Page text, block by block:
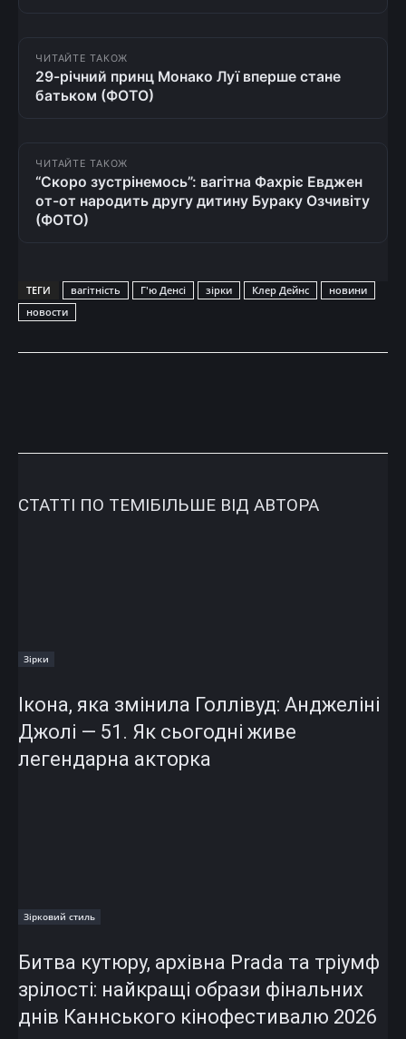
ЧИТАЙТЕ ТАКОЖ
29-річний принц Монако Луї вперше стане
батьком (ФОТО)
ЧИТАЙТЕ ТАКОЖ
“Скоро зустрінемось”: вагітна Фахріє Евджен
от-от народить другу дитину Бураку Озчивіту
(ФОТО)
ТЕГИ вагітність Г'ю Денсі зірки Клер Дейнс
новини
новости
СТАТТІ ПО ТЕМІБІЛЬШЕ ВІД АВТОРА
Зірки
Ікона, яка змінила Голлівуд: Анджеліні
Джолі — 51. Як сьогодні живе
легендарна акторка
Зірковий стиль
Битва кутюру, архівна Prada та тріумф
зрілості: найкращі образи фінальних
днів Каннського кінофестивалю 2026